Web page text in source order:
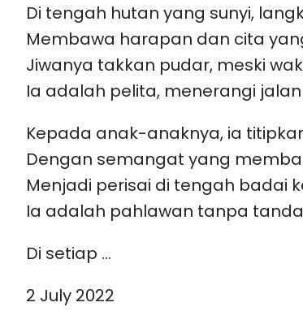
Di tengah hutan yang sunyi,
Membawa harapan dan cita
Jiwanya takkan pudar, meski
Ia adalah pelita, menerangi
Kepada anak-anaknya, ia
Dengan semangat yang
Menjadi perisai di tengah badai
Ia adalah pahlawan tanpa
Di setiap …
2 July 2022